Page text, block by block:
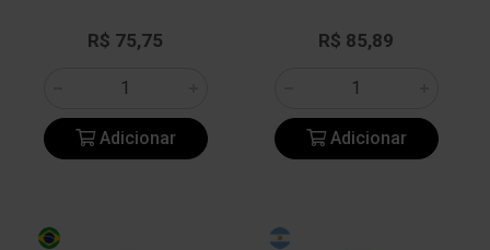
R$ 75,75
Adicionar
R$ 85,89
Adicionar